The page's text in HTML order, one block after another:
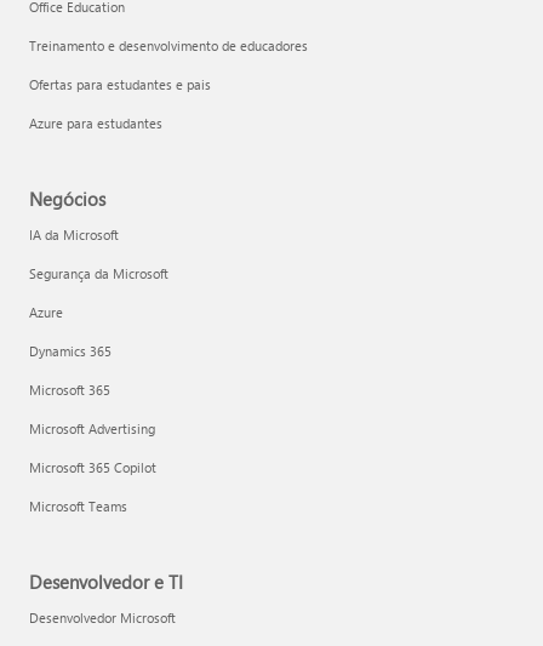
Office Education
Treinamento e desenvolvimento de educadores
Ofertas para estudantes e pais
Azure para estudantes
Negócios
IA da Microsoft
Segurança da Microsoft
Azure
Dynamics 365
Microsoft 365
Microsoft Advertising
Microsoft 365 Copilot
Microsoft Teams
Desenvolvedor e TI
Desenvolvedor Microsoft